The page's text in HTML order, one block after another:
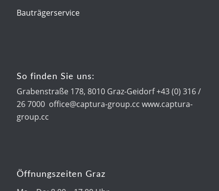
Bauträgerservice
So finden Sie uns:
Grabenstraße 178, 8010 Graz-Geidorf +43 (0) 316 /
26 7000 office@captura-group.cc www.captura-
group.cc
Öffnungszeiten Graz